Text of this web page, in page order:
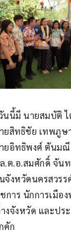
นนี้มี นายสมบัติ ไ
สิทธิชัย เทพภูษ
อิทธิพงศ์ ตันมณี
.ต.อ.สมศักดิ์ จัน
จังหวัดนครสวร
การ นักการเมือ
งจังหวัด และปร
คัก